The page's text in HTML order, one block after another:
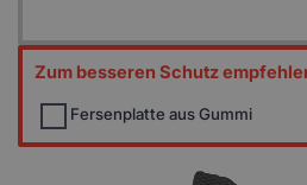
Zum besseren Schutz
Fersenplatte aus Gummi